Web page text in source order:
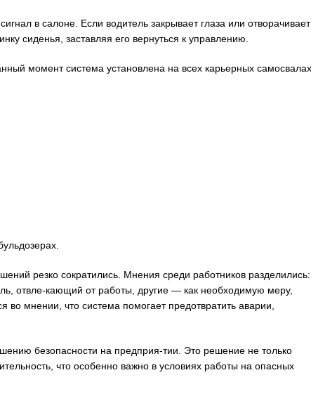
в салоне. Если водитель закрывает глаза или отворачивает
сиденья, заставляя его вернуться к управлению.
момент система установлена на всех карьерных
резко сократились. Мнения среди работников разделились:
отвле-кающий от работы, другие — как необходимую меру,
во мнении, что система помогает предотвратить аварии,
безопасности на предприя-тии. Это решение не только
что особенно важно в условиях работы на опасных